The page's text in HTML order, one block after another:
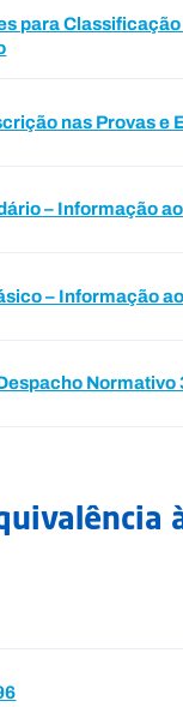
para
nas Provas
– Informação
– Informação
Normativo